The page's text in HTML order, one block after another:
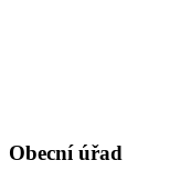
Obecní úřad